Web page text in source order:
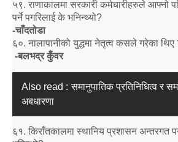
५९. राणाकालमा सरकारी कर्मचारीहरुले आफ्नो
पर्ने पगरिलाई के भनिन्थ्यो?
-चाँदतोडा
६०. नालापानीको युद्धमा नेतृत्व कसले गरेका थिए
-बलभद्र कुँवर
Also read : समानुपातिक प्रतिनिधित्व र
अबधारणा
६१. किराँतकालमा स्थानिय प्रशासन अन्तरगत